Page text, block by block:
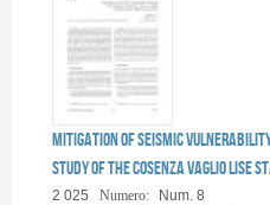
Mitigation of seismic
study of the Cosenza Vaglio Lise
2 025 Numero: Num. 8